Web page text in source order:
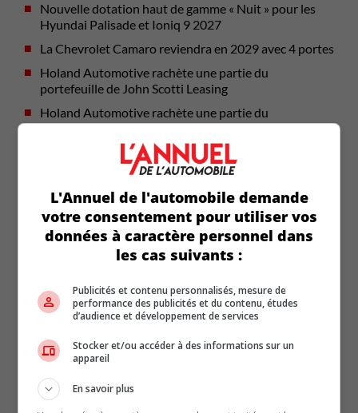
Nouvelle dotation haut de gamme « Nuit » pour les
Hyundai Palisade et Ioniq 9 2027
La Chevrolet Camaro reviendra en 2029 avec 4 portes
Holand Automotive rachète une partie du
portefeuille de John Scotti Leasing
Holand Automotive rachète une partie du
portefeuille de John Scotti Leasing
Biographie (21)
Coin-conseil (107)
Comparatifs (26)
Éditorial (126)
L'auto dans la pub d'ici (8)
Marques du monde (65)
L'Annuel de l'automobile demande
votre consentement pour utiliser vos
données à caractère personnel dans
les cas suivants :
Publicités et contenu personnalisés, mesure de
performance des publicités et du contenu, études
d’audience et développement de services
Stocker et/ou accéder à des informations sur un
appareil
En savoir plus